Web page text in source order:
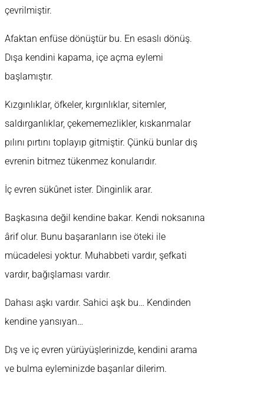
çevrilmiştir.
Afaktan enfüse dönüştür bu. En esaslı dönüş.
Dışa kendini kapama, içe açma eylemi
başlamıştır.
Kızgınlıklar, öfkeler, kırgınlıklar, sitemler,
saldırganlıklar, çekememezlikler, kıskanmalar
pılını pırtını toplayıp gitmiştir. Çünkü bunlar dış
evrenin bitmez tükenmez konularıdır.
İç evren sükûnet ister. Dinginlik arar.
Başkasına değil kendine bakar. Kendi noksanına
ârif olur. Bunu başaranların ise öteki ile
mücadelesi yoktur. Muhabbeti vardır, şefkati
vardır, bağışlaması vardır.
Dahası aşkı vardır. Sahici aşk bu… Kendinden
kendine yansıyan…
Dış ve iç evren yürüyüşlerinizde, kendini arama
ve bulma eyleminizde başarılar dilerim.